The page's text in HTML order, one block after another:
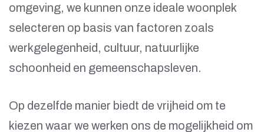
omgeving, we kunnen onze ideale woonplek
selecteren op basis van factoren zoals
werkgelegenheid, cultuur, natuurlijke
schoonheid en gemeenschapsleven.
Op dezelfde manier biedt de vrijheid om te
kiezen waar we werken ons de mogelijkheid om